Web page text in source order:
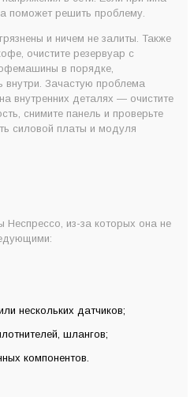
поможет решить проблему.
и ничем не залиты. Также
очистите резервуар с
в порядке,
внутри. Зачастую проблема
внутренних деталях — очистите
снимите панель и проверьте
силовой платы и модуля
из-за которых она не
нескольких датчиков;
шлангов;
компонентов.